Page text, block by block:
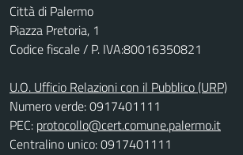
Città di Palermo
Piazza Pretoria, 1
Codice fiscale / P. IVA:80016350821
U.O. Ufficio Relazioni con il Pubblico (URP)
Numero verde: 0917401111
PEC: protocollo@cert.comune.palermo.it
Centralino unico: 0917401111